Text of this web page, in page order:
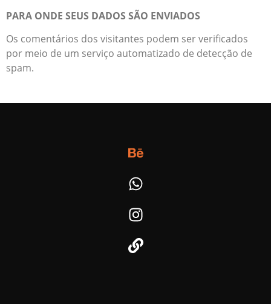
PARA ONDE SEUS DADOS SÃO ENVIADOS
Os comentários dos visitantes podem ser verificados
por meio de um serviço automatizado de detecção de
spam.